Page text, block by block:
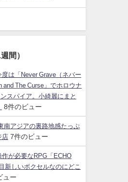
間）
は「Never Grave（ネバー
and The Curse」でホロウナ
スパイア。小綺麗にまと
8件のビュー
南アジアの裏路地感たっぷ
店 7件のビュー
が必要なRPG「ECHO
新しいボクセルなのにどこ
ュー